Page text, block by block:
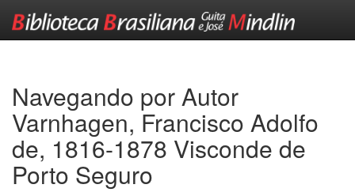
Navegando por Autor
Varnhagen, Francisco Adolfo
de, 1816-1878 Visconde de
Porto Seguro